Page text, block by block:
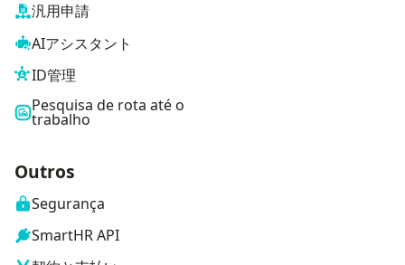
汎用申請
AIアシスタント
ID管理
Pesquisa de rota até o
trabalho
Outros
Segurança
SmartHR API